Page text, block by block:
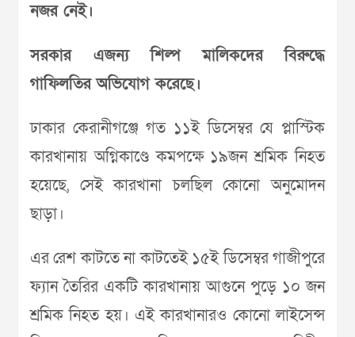
নজর নেই।
সরকার এজন্য শিল্প মালিকদের বিরুদ্ধে
গাফিলতির অভিযোগ করেছে।
ঢাকার কেরানীগঞ্জে গত ১১ই ডিসেম্বর যে প্লাস্টিক
কারখানায় অগ্নিকাণ্ডে কমপক্ষে ১৯জন শ্রমিক নিহত
হয়েছে, সেই কারখানা চলছিল কোনো অনুমোদন
ছাড়া।
এর রেশ কাটতে না কাটতেই ১৫ই ডিসেম্বর গাজীপুরে
ফ্যান তৈরির একটি কারখানায় আগুনে পুড়ে ১০ জন
শ্রমিক নিহত হয়। এই কারখানারও কোনো লাইসেন্স